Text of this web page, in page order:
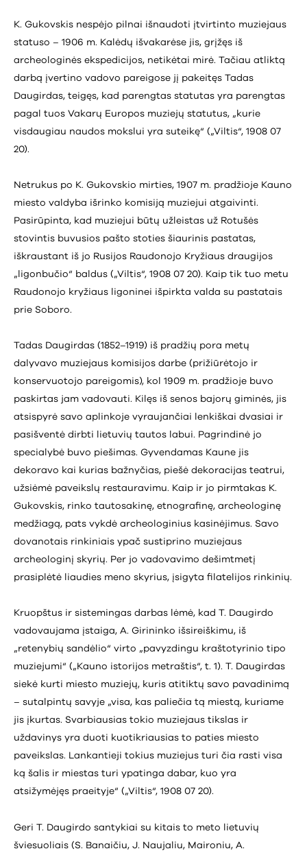
K. Gukovskis nespėjo pilnai išnaudoti įtvirtinto muziejaus
statuso – 1906 m. Kalėdų išvakarėse jis, grįžęs iš
archeologinės ekspedicijos, netikėtai mirė. Tačiau atliktą
darbą įvertino vadovo pareigose jį pakeitęs Tadas
Daugirdas, teigęs, kad parengtas statutas yra parengtas
pagal tuos Vakarų Europos muziejų statutus, „kurie
visdaugiau naudos mokslui yra suteikę“ („Viltis“, 1908 07
20).
Netrukus po K. Gukovskio mirties, 1907 m. pradžioje Kauno
miesto valdyba išrinko komisiją muziejui atgaivinti.
Pasirūpinta, kad muziejui būtų užleistas už Rotušės
stovintis buvusios pašto stoties šiaurinis pastatas,
iškraustant iš jo Rusijos Raudonojo Kryžiaus draugijos
„ligonbučio“ baldus („Viltis“, 1908 07 20). Kaip tik tuo metu
Raudonojo kryžiaus ligoninei išpirkta valda su pastatais
prie Soboro.
Tadas Daugirdas (1852–1919) iš pradžių pora metų
dalyvavo muziejaus komisijos darbe (prižiūrėtojo ir
konservuotojo pareigomis), kol 1909 m. pradžioje buvo
paskirtas jam vadovauti. Kilęs iš senos bajorų giminės, jis
atsispyrė savo aplinkoje vyraujančiai lenkiškai dvasiai ir
pasišventė dirbti lietuvių tautos labui. Pagrindinė jo
specialybė buvo piešimas. Gyvendamas Kaune jis
dekoravo kai kurias bažnyčias, piešė dekoracijas teatrui,
užsiėmė paveikslų restauravimu. Kaip ir jo pirmtakas K.
Gukovskis, rinko tautosakinę, etnografinę, archeologinę
medžiagą, pats vykdė archeologinius kasinėjimus. Savo
dovanotais rinkiniais ypač sustiprino muziejaus
archeologinį skyrių. Per jo vadovavimo dešimtmetį
prasiplėtė liaudies meno skyrius, įsigyta filatelijos rinkinių.
Kruopštus ir sistemingas darbas lėmė, kad T. Daugirdo
vadovaujama įstaiga, A. Girininko išsireiškimu, iš
„retenybių sandėlio“ virto „pavyzdingu kraštotyrinio tipo
muziejumi“ („Kauno istorijos metraštis“, t. 1). T. Daugirdas
siekė kurti miesto muziejų, kuris atitiktų savo pavadinimą
– sutalpintų savyje „visa, kas paliečia tą miestą, kuriame
jis įkurtas. Svarbiausias tokio muziejaus tikslas ir
uždavinys yra duoti kuotikriausias to paties miesto
paveikslas. Lankantieji tokius muziejus turi čia rasti visa
ką šalis ir miestas turi ypatinga dabar, kuo yra
atsižymėjęs praeityje“ („Viltis“, 1908 07 20).
Geri T. Daugirdo santykiai su kitais to meto lietuvių
šviesuoliais (S. Banaičiu, J. Naujaliu, Maironiu, A.